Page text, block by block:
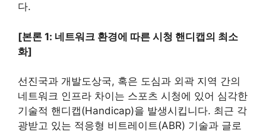
다.
[본론 1: 네트워크 환경에 따른 시청 핸디캡의 최소
화]
선진국과 개발도상국, 혹은 도심과 외곽 지역 간의
네트워크 인프라 차이는 스포츠 시청에 있어 심각한
기술적 핸디캡(Handicap)을 발생시킵니다. 최근 각
광받고 있는 적응형 비트레이트(ABR) 기술과 글로